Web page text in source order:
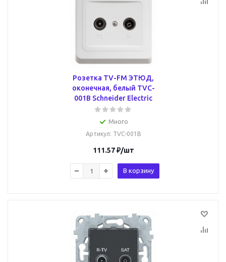
Розетка TV-FM ЭТЮД,
оконечная, белый TVC-
001B Schneider Electric
Много
Артикул: TVC-001B
111.57₽/шт
В корзину